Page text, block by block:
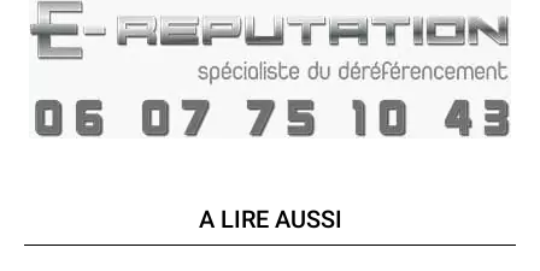
A LIRE AUSSI